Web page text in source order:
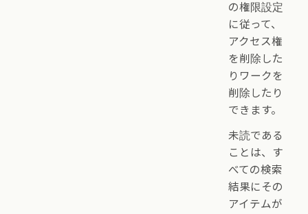
の権限設定
に従って、
アクセス権
を削除した
りワークを
削除したり
できます。
未読である
ことは、す
べての検索
結果にその
アイテムが